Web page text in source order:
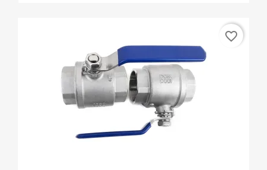
favorite_border